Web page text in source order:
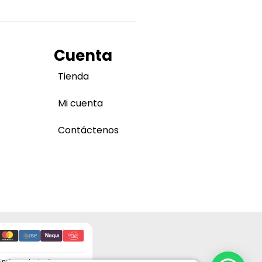
Cuenta
Tienda
Mi cuenta
Contáctenos